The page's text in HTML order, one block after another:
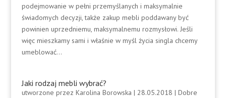
podejmowanie w pełni przemyślanych i maksymalnie
świadomych decyzji, także zakup mebli poddawany być
powinien uprzedniemu, maksymalnemu rozmysłowi. Jeśli
więc mieszkamy sami i właśnie w myśl życia singla chcemy
umeblować...
Jaki rodzaj mebli wybrać?
utworzone przez Karolina Borowska | 28.05.2018 | Dobre